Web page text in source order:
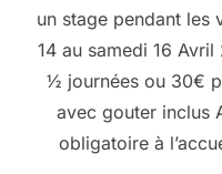
un stage pendant les
14 au samedi 16
½ journées ou 30€
avec gouter inclus
obligatoire à